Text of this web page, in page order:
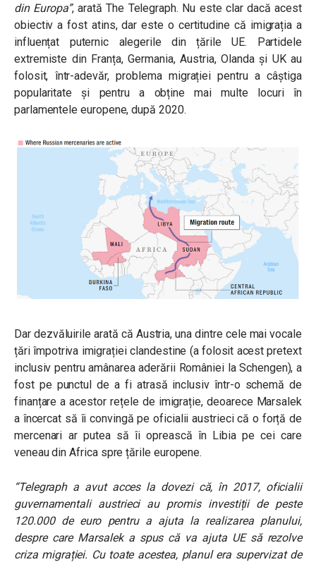
din Europa”, arată The Telegraph. Nu este clar dacă acest
obiectiv a fost atins, dar este o certitudine că imigrația a
influențat puternic alegerile din țările UE. Partidele
extremiste din Franța, Germania, Austria, Olanda și UK au
folosit, într-adevăr, problema migrației pentru a câștiga
popularitate și pentru a obține mai multe locuri în
parlamentele europene, după 2020.
Dar dezvăluirile arată că Austria, una dintre cele mai vocale
țări împotriva imigrației clandestine (a folosit acest pretext
inclusiv pentru amânarea aderării României la Schengen), a
fost pe punctul de a fi atrasă inclusiv într-o schemă de
finanțare a acestor rețele de imigrație, deoarece Marsalek
a încercat să îi convingă pe oficialii austrieci că o forță de
mercenari ar putea să îi oprească în Libia pe cei care
veneau din Africa spre țările europene.
“Telegraph a avut acces la dovezi că, în 2017, oficialii
guvernamentali austrieci au promis investiții de peste
120.000 de euro pentru a ajuta la realizarea planului,
despre care Marsalek a spus că va ajuta UE să rezolve
criza migrației. Cu toate acestea, planul era supervizat de